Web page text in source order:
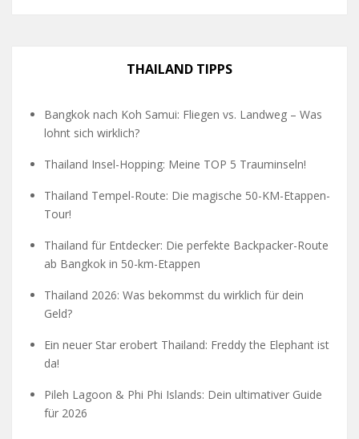
THAILAND TIPPS
Bangkok nach Koh Samui: Fliegen vs. Landweg – Was
lohnt sich wirklich?
Thailand Insel-Hopping: Meine TOP 5 Trauminseln!
Thailand Tempel-Route: Die magische 50-KM-Etappen-
Tour!
Thailand für Entdecker: Die perfekte Backpacker-Route
ab Bangkok in 50-km-Etappen
Thailand 2026: Was bekommst du wirklich für dein
Geld?
Ein neuer Star erobert Thailand: Freddy the Elephant ist
da!
Pileh Lagoon & Phi Phi Islands: Dein ultimativer Guide
für 2026